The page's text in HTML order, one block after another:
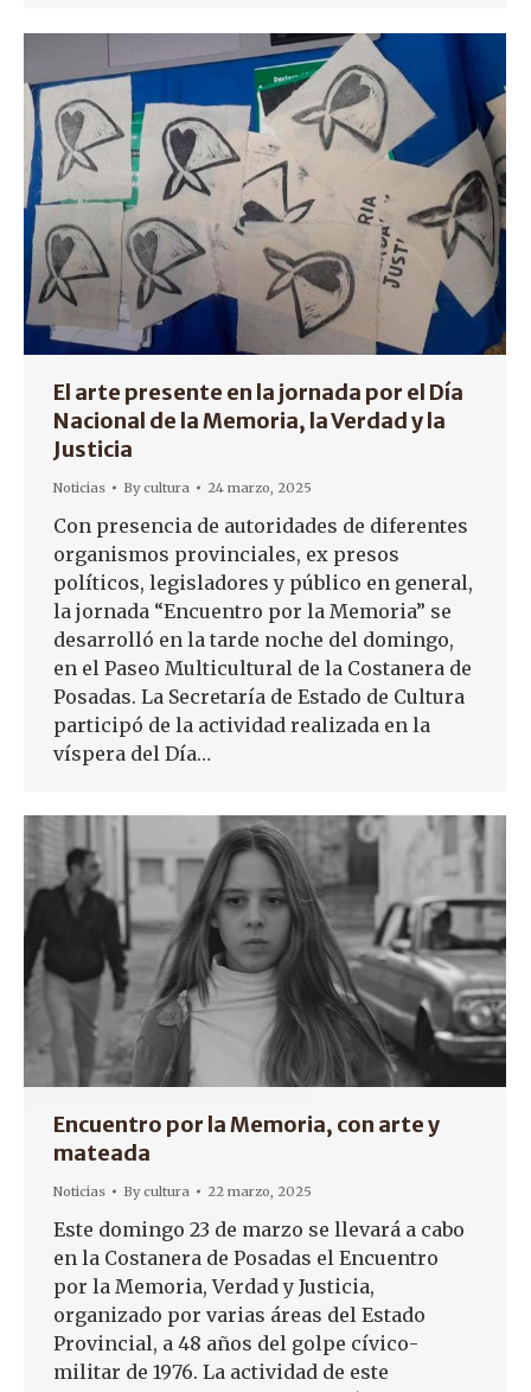
El arte presente en la jornada por el Día
Nacional de la Memoria, la Verdad y la
Justicia
Noticias Bycultura 24 marzo, 2025
Con presencia de autoridades de diferentes
organismos provinciales, ex presos
políticos, legisladores y público en general,
la jornada “Encuentro por la Memoria” se
desarrolló en la tarde noche del domingo,
en el Paseo Multicultural de la Costanera de
Posadas. La Secretaría de Estado de Cultura
participó de la actividad realizada en la
víspera del Día…
Encuentro por la Memoria, con arte y
mateada
Noticias Bycultura 22 marzo, 2025
Este domingo 23 de marzo se llevará a cabo
en la Costanera de Posadas el Encuentro
por la Memoria, Verdad y Justicia,
organizado por varias áreas del Estado
Provincial, a 48 años del golpe cívico-
militar de 1976. La actividad de este